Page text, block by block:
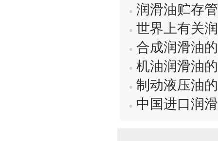
润滑油贮存
世界上有关
合成润滑油
机油润滑油
制动液压油
中国进口润